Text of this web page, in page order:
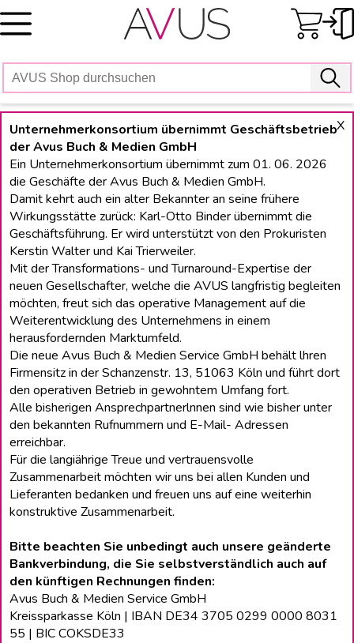
Skip
to
X
Unternehmerkonsortium übernimmt Geschäftsbetrieb
der Avus Buch & Medien GmbH
Ein Unternehmerkonsortium übernimmt zum 01. 06. 2026
die Geschäfte der Avus Buch & Medien GmbH.
Damit kehrt auch ein alter Bekannter an seine frühere
Wirkungsstätte zurück: Karl-Otto Binder übernimmt die
Geschäftsführung. Er wird unterstützt von den Prokuristen
Kerstin Walter und Kai Trierweiler.
Mit der Transformations- und Turnaround-Expertise der
neuen Gesellschafter, welche die AVUS langfristig begleiten
möchten, freut sich das operative Management auf die
Weiterentwicklung des Unternehmens in einem
herausfordernden Marktumfeld.
Die neue Avus Buch & Medien Service GmbH behält lhren
Firmensitz in der Schanzenstr. 13, 51063 Köln und führt dort
den operativen Betrieb in gewohntem Umfang fort.
Alle bisherigen Ansprechpartnerlnnen sind wie bisher unter
den bekannten Rufnummern und E-Mail- Adressen
erreichbar.
Für die langiährige Treue und vertrauensvolle
Zusammenarbeit möchten wir uns bei allen Kunden und
Lieferanten bedanken und freuen uns auf eine weiterhin
konstruktive Zusammenarbeit.
Bitte beachten Sie unbedingt auch unsere geänderte
Bankverbindung, die Sie selbstverständlich auch auf
den künftigen Rechnungen finden:
Avus Buch & Medien Service GmbH
Kreissparkasse Köln | IBAN DE34 3705 0299 0000 8031
55 | BIC COKSDE33